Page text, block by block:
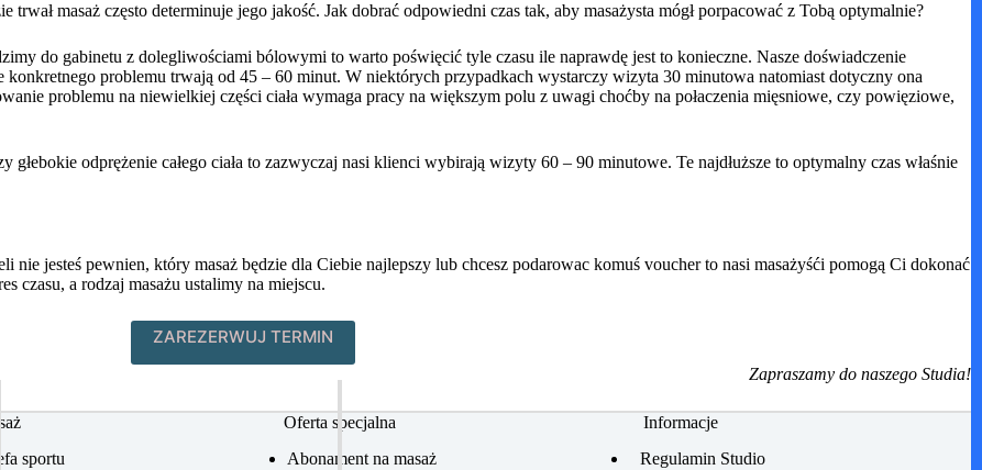
masaż często determinuje jego jakość. Jak dobrać odpowiedni czas tak, aby masażysta mógł porpacować z Tobą optymalnie?
do gabinetu z dolegliwościami bólowymi to warto poświęcić tyle czasu ile naprawdę jest to konieczne. Nasze doświadczenie
problemu trwają od 45 – 60 minut. W niektórych przypadkach wystarczy wizyta 30 minutowa natomiast dotyczny ona
problemu na niewielkiej części ciała wymaga pracy na większym polu z uwagi choćby na połaczenia mięsniowe, czy powięziowe,
głebokie odprężenie całego ciała to zazwyczaj nasi klienci wybirają wizyty 60 – 90 minutowe. Te najdłuższe to optymalny czas właśnie
nie jesteś pewnien, który masaż będzie dla Ciebie najlepszy lub chcesz podarowac komuś voucher to nasi masażyśći pomogą Ci dokonać
czasu, a rodzaj masażu ustalimy na miejscu.
ZAREZERWUJ TERMIN
Zapraszamy do naszego Studia!
sportu
Oferta specjalna
Abonament na masaż
Informacje
Regulamin Studio